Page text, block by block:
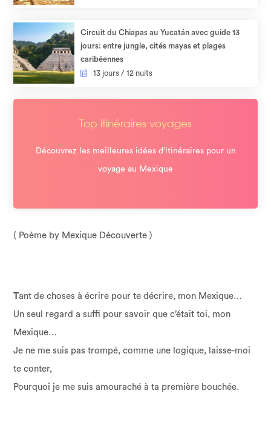
( Poème by Mexique Découverte )
Tant de choses à écrire pour te décrire, mon Mexique…
Un seul regard a suffi pour savoir que c’était toi, mon
Mexique…
Je ne me suis pas trompé, comme une logique, laisse-moi
te conter,
Pourquoi je me suis amouraché à ta première bouchée.
Circuit du Chiapas au Yucatán avec guide 13
jours: entre jungle, cités mayas et plages
caribéennes
13 jours / 12 nuits
Top itinéraires voyages
Découvrez les meilleures idées d’itinéraires pour un
voyage au Mexique